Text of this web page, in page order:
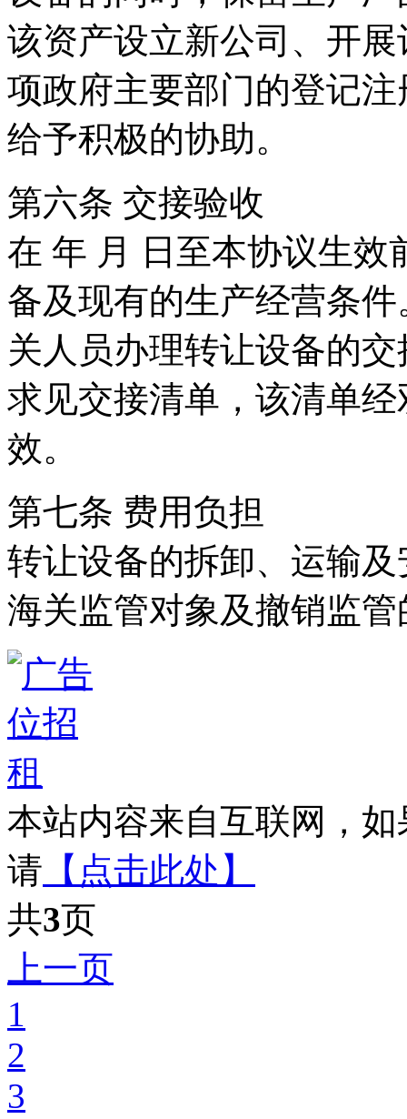
该资产设立新公司、开
项政府主要部门的登记
给予积极的协助。
第六条 交接验收
在 年 月 日至本协议生效
备及现有的生产经营条
关人员办理转让设备的
求见交接清单，该清单
效。
第七条 费用负担
转让设备的拆卸、运输
海关监管对象及撤销监
本站内容来自互联网，
请 【点击此处】
共3页
上一页
1
2
3